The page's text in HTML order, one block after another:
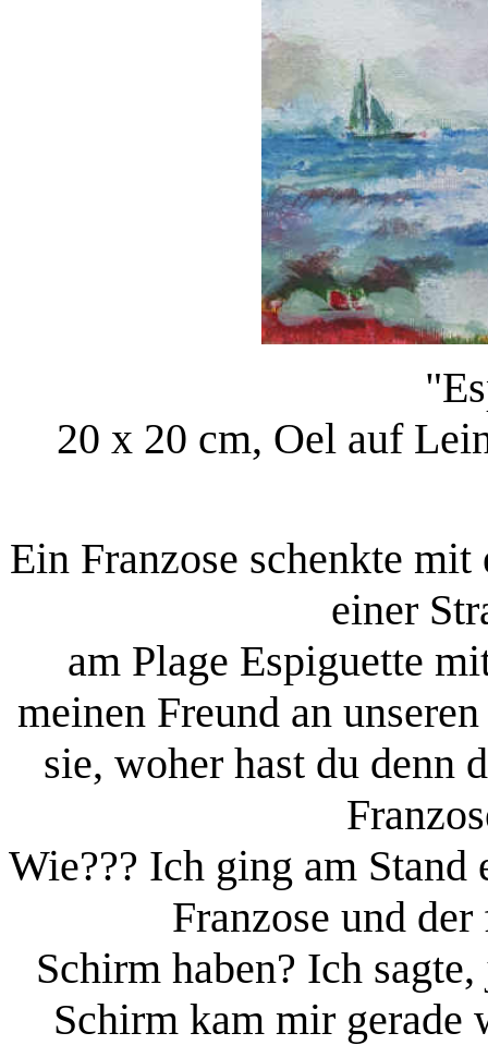
20 x 20 cm, Oel auf
Ein Franzose schenkte
einer
am Plage Espiguette
meinen Freund an
sie, woher hast du denn
Wie??? Ich ging am Stand
Franzose und
Schirm haben? Ich
Schirm kam mir gerade